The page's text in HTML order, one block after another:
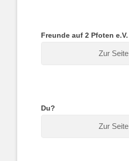
Freunde auf 2 Pfoten e.V.
Zur Seite
Du?
Zur Seite